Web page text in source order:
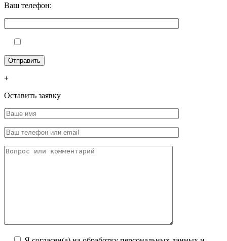
Ваш телефон:
+
Оставить заявку